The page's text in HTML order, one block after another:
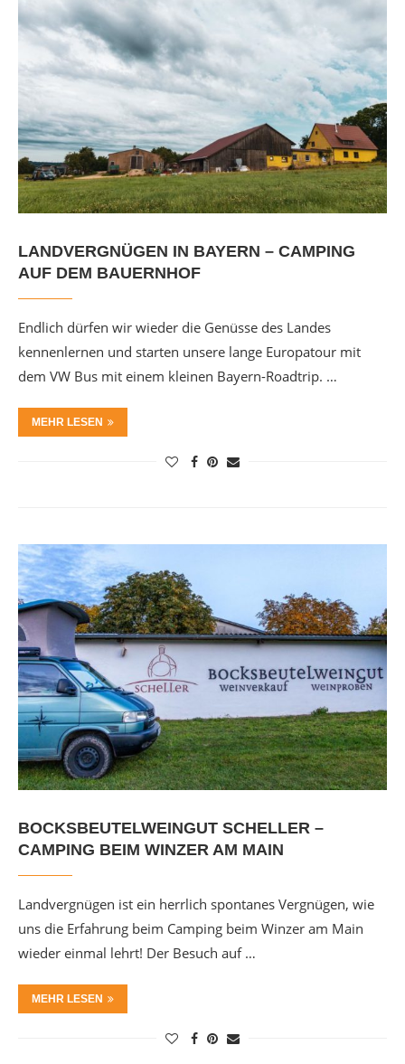
LANDVERGNÜGEN IN BAYERN – CAMPING
AUF DEM BAUERNHOF
Endlich dürfen wir wieder die Genüsse des Landes
kennenlernen und starten unsere lange Europatour mit
dem VW Bus mit einem kleinen Bayern-Roadtrip. …
MEHR LESEN
BOCKSBEUTELWEINGUT SCHELLER –
CAMPING BEIM WINZER AM MAIN
Landvergnügen ist ein herrlich spontanes Vergnügen, wie
uns die Erfahrung beim Camping beim Winzer am Main
wieder einmal lehrt! Der Besuch auf …
MEHR LESEN